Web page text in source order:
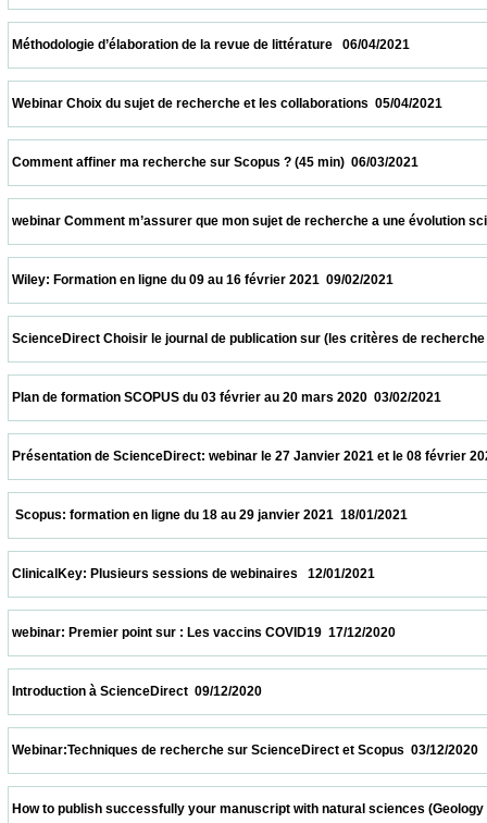
Méthodologie d’élaboration de la revue de littérature   06/04/
Webinar Choix du sujet de recherche et les collaborations  05/
Comment affiner ma recherche sur Scopus ? (45 min)  06/03/
webinar Comment m’assurer que mon sujet de recherche a une
Wiley: Formation en ligne du 09 au 16 février 2021  09/02/2021
ScienceDirect Choisir le journal de publication sur (les critères de
Plan de formation SCOPUS du 03 février au 20 mars 2020  03/
Présentation de ScienceDirect: webinar le 27 Janvier 2021 et le 08
Scopus: formation en ligne du 18 au 29 janvier 2021  18/01/
ClinicalKey: Plusieurs sessions de webinaires   12/01/2021
webinar: Premier point sur : Les vaccins COVID19  17/12/2020
Introduction à ScienceDirect  09/12/2020
Webinar:Techniques de recherche sur ScienceDirect et Scopus
How to publish successfully your manuscript with natural sciences